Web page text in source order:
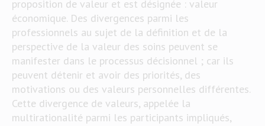
proposition de valeur et est désignée : valeur
économique. Des divergences parmi les
professionnels au sujet de la définition et de la
perspective de la valeur des soins peuvent se
manifester dans le processus décisionnel ; car ils
peuvent détenir et avoir des priorités, des
motivations ou des valeurs personnelles différentes.
Cette divergence de valeurs, appelée la
multirationalité parmi les participants impliqués,